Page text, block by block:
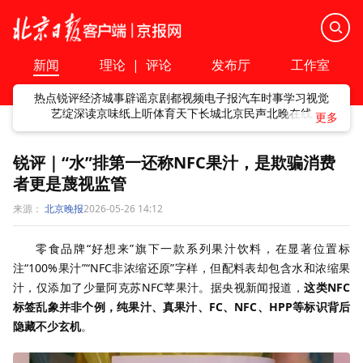
新闻 理论 | 评论 发布厅 工作室
热点锐评经济城事辟谣京剧都视频电子报汽车时事学习视觉
艺绽深读京味纸上听体育天下长城北京民声北晚在线
锐评｜“水”排第一还称NFC果汁，是欺骗消费
者更是蔑视监管
来源： 北京晚报2026-05-26 14:12
零食品牌“好想来”旗下一款系列果汁饮料，在显著位置标
注“100%果汁”“NFC非浓缩还原”字样，但配料表却包含水和浓缩果
汁，仅添加了少量阿克苏NFC苹果汁。据央视新闻报道，这类NFC
标签乱象并非个例，纯果汁、真果汁、FC、NFC、 HPP等标识背后
隐藏不少玄机。